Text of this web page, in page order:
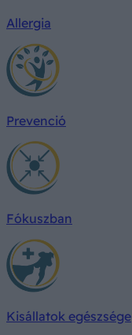
Allergia
Prevenció
Fókuszban
Kisállatok egészsége